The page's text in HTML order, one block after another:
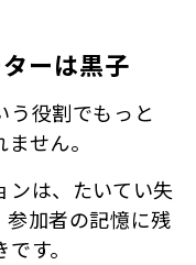
ーは黒子
う役割でもっと
せん。
ンは、たいてい失
参加者の記憶に残
す。